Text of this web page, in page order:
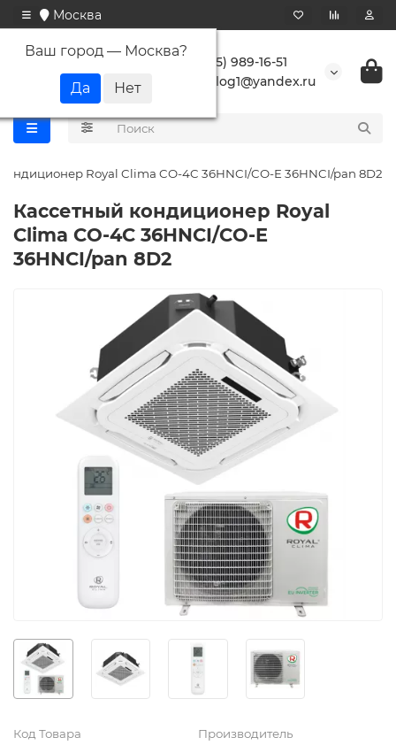
Москва
Ваш город — Москва?
+7 (495) 989-16-51
buranlog1@yandex.ru
Royal Clima CO-4C 36HNCI/CO-E 36HNCI/pan 8D2
Кассетный кондиционер Royal
Clima CO-4C 36HNCI/CO-E
36HNCI/pan 8D2
Код Товара Производитель